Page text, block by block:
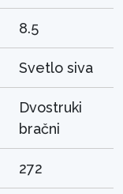
8.5
Svetlo siva
Dvostruki
bračni
272